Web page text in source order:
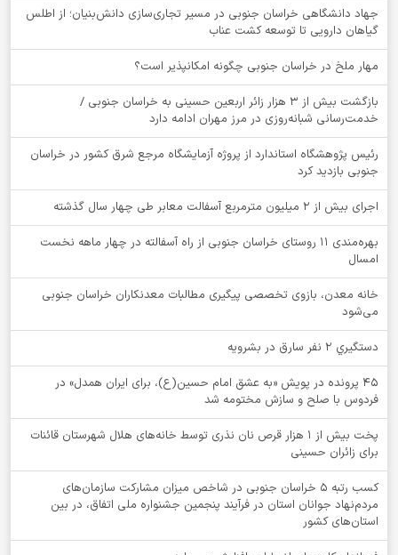
جهاد دانشگاهی خراسان جنوبی در مسیر تجاری‌سازی دانش‌بنیان؛ از اطلس
گیاهان دارویی تا توسعه کشت عناب
‌مهار ملخ در خراسان جنوبی چگونه امکانپذیر است؟
بازگشت بیش از ۳ هزار زائر اربعین حسینی به خراسان جنوبی /
خدمت‌رسانی شبانه‌روزی در مرز مهران ادامه دارد
رئیس پژوهشگاه استاندارد از پروژه آزمایشگاه مرجع شرق کشور در خراسان
جنوبی بازدید کرد
اجرای بیش از ۲ میلیون مترمربع آسفالت معابر طی چهار سال گذشته
بهره‌مندی ۱۱ روستای خراسان جنوبی از راه آسفالته در چهار ماهه نخست
امسال
خانه معدن، بازوی تخصصی پیگیری مطالبات معدنکاران خراسان جنوبی
می‌شود
دستگيري 2 نفر سارق در بشرويه
۴۵ پرونده در پویش «به عشق امام حسین(ع)، برای ایران همدل» در
فردوس با صلح و سازش مختومه شد
پخت بیش از 1 هزار قرص نان نذری توسط خانه‌های هلال شهرستان قائنات
برای زائران حسینی
کسب رتبه ۵ خراسان جنوبی در شاخص میزان مشارکت سازمان‌های
مردم‌نهاد جوانان استان در فرآیند پنجمین جشنواره ملی اتفاق، در بین
استان‌های کشور